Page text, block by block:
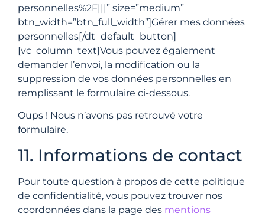
personnelles%2F|||” size=”medium”
btn_width=”btn_full_width”]Gérer mes données
personnelles[/dt_default_button]
[vc_column_text]Vous pouvez également
demander l’envoi, la modification ou la
suppression de vos données personnelles en
remplissant le formulaire ci-dessous.
Oups ! Nous n’avons pas retrouvé votre
formulaire.
11. Informations de contact
Pour toute question à propos de cette politique
de confidentialité, vous pouvez trouver nos
coordonnées dans la page des mentions